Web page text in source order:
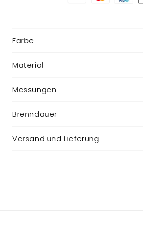
Farbe
Material
Messungen
Brenndauer
Versand und Lieferung